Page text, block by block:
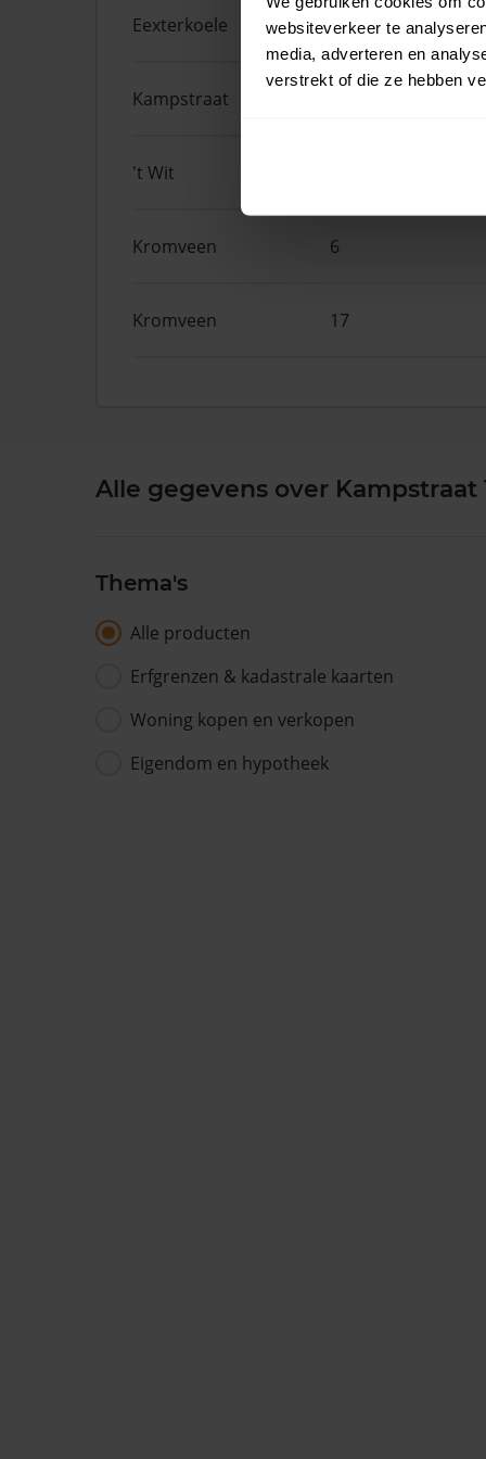
websiteverkeer te
media, adverteren en
verstrekt of die ze hebben
Eexterkoele 30
Kampstraat
't Wit
Kromveen 6
Kromveen 17
Alle gegevens over Kampstraat
Thema's
Alle producten
Erfgrenzen & kadastrale kaarten
Woning kopen en verkopen
Eigendom en hypotheek